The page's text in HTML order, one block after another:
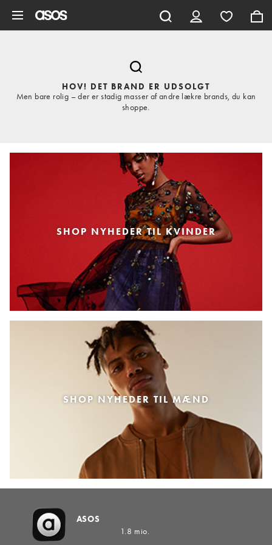
HOV! DET BRAND ER UDSOLGT
Men bare rolig – der er stadig masser af andre lækre brands, du kan
shoppe.
SHOP NYHEDER TIL KVINDER
SHOP NYHEDER TIL MÆND
ASOS
1.8 mio.